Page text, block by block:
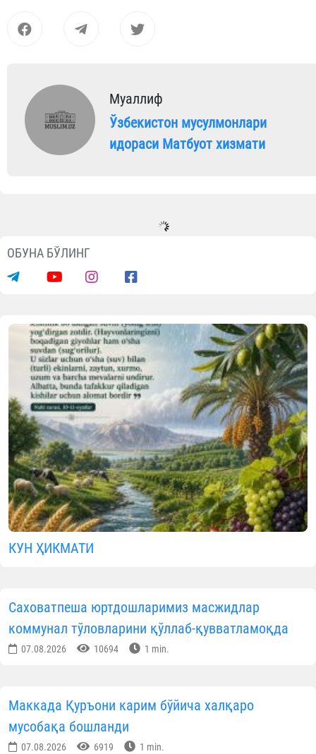
Муаллиф
Ўзбекистон мусулмонлари
идораси Матбуот хизмати
ОБУНА БЎЛИНГ
КУН ҲИКМАТИ
Саховатпеша юртдошларимиз масжидлар
коммунал тўловларини қўллаб-қувватламоқда
07.08.2026 10694 1 min.
Маккада Қуръони карим бўйича халқаро
мусобақа бошланди
07.08.2026 6919 1 min.